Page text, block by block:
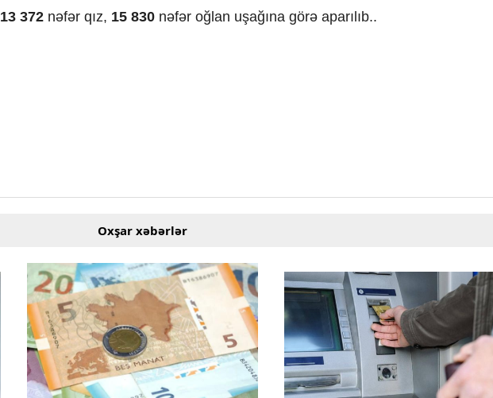
13 372 nəfər qız, 15 830 nəfər oğlan uşağına görə aparılıb..
Oxşar xəbərlər